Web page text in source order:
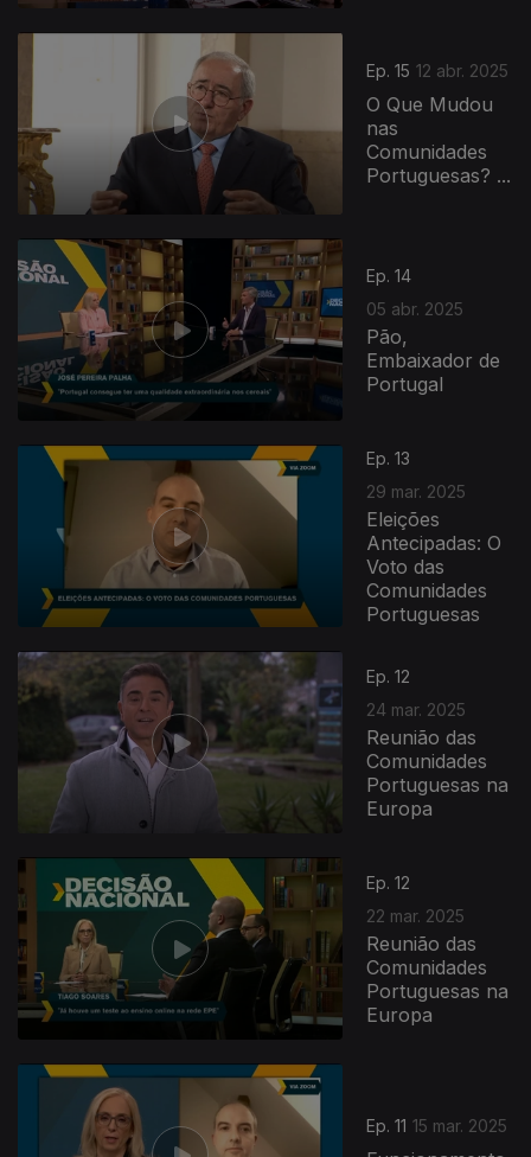
Ep. 15 12 abr. 2025
O Que Mudou
nas
Comunidades
Portuguesas? ...
Ep. 14
05 abr. 2025
Pão,
Embaixador de
Portugal
Ep. 13
29 mar. 2025
Eleições
Antecipadas: O
Voto das
Comunidades
Portuguesas
Ep. 12
24 mar. 2025
Reunião das
Comunidades
Portuguesas na
Europa
Ep. 12
22 mar. 2025
Reunião das
Comunidades
Portuguesas na
Europa
Ep. 11 15 mar. 2025